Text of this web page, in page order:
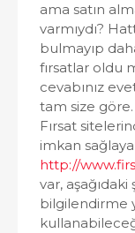
ama satın
varmıydı?
bulmayıp
fırsatlar oldu
cevabınız
tam size göre.
Fırsat
imkan
http://
var,
bilgilendirme